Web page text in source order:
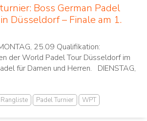
Boss German Padel
Düsseldorf – Finale am 1.
25.09 Qualifikation:
der World Padel Tour Düsseldorf im
für Damen und Herren. DIENSTAG,
Padel Turnier WPT